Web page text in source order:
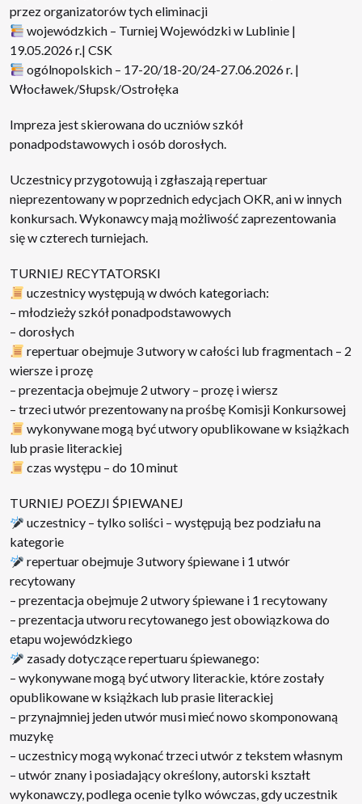
przez organizatorów tych eliminacji
wojewódzkich – Turniej Wojewódzki w Lublinie |
19.05.2026 r.| CSK
ogólnopolskich – 17-20/18-20/24-27.06.2026 r. |
Włocławek/Słupsk/Ostrołęka
Impreza jest skierowana do uczniów szkół
ponadpodstawowych i osób dorosłych.
Uczestnicy przygotowują i zgłaszają repertuar
nieprezentowany w poprzednich edycjach OKR, ani w innych
konkursach. Wykonawcy mają możliwość zaprezentowania
się w czterech turniejach.
TURNIEJ RECYTATORSKI
uczestnicy występują w dwóch kategoriach:
– młodzieży szkół ponadpodstawowych
– dorosłych
repertuar obejmuje 3 utwory w całości lub fragmentach – 2
wiersze i prozę
– prezentacja obejmuje 2 utwory – prozę i wiersz
– trzeci utwór prezentowany na prośbę Komisji Konkursowej
wykonywane mogą być utwory opublikowane w książkach
lub prasie literackiej
czas występu – do 10 minut
TURNIEJ POEZJI ŚPIEWANEJ
uczestnicy – tylko soliści – występują bez podziału na
kategorie
repertuar obejmuje 3 utwory śpiewane i 1 utwór
recytowany
– prezentacja obejmuje 2 utwory śpiewane i 1 recytowany
– prezentacja utworu recytowanego jest obowiązkowa do
etapu wojewódzkiego
zasady dotyczące repertuaru śpiewanego:
– wykonywane mogą być utwory literackie, które zostały
opublikowane w książkach lub prasie literackiej
– przynajmniej jeden utwór musi mieć nowo skomponowaną
muzykę
– uczestnicy mogą wykonać trzeci utwór z tekstem własnym
– utwór znany i posiadający określony, autorski kształt
wykonawczy, podlega ocenie tylko wówczas, gdy uczestnik